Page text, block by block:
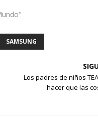
SAMSUNG
Los padres de niños
hacer que las